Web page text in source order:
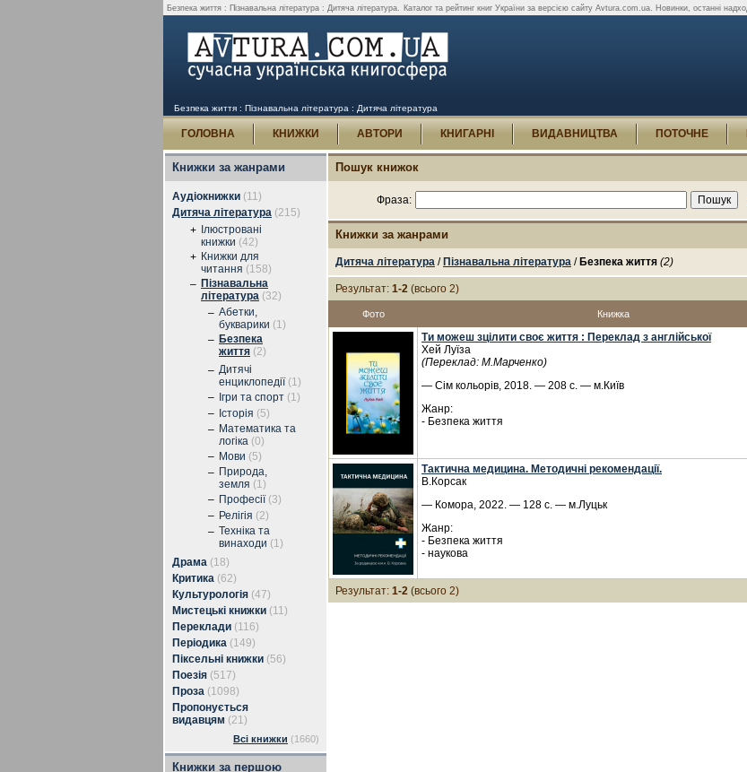
Безпека життя : Пізнавальна література : Дитяча література. Каталог та рейтинг книг України за версією сайту Avtura.com.ua. Новинки, останні
Безпека життя : Пізнавальна література : Дитяча література
ГОЛОВНА КНИЖКИ АВТОРИ КНИГАРНІ ВИДАВНИЦТВА ПОТОЧНЕ
Книжки за жанрами
Аудіокнижки (11)
Дитяча література (215)
+ Ілюстровані
книжки (42)
+ Книжки для
читання (158)
– Пізнавальна
література (32)
– Абетки,
букварики (1)
– Безпека
життя (2)
– Дитячі
енциклопедії (1)
– Ігри та спорт (1)
– Історія (5)
– Математика та
логіка (0)
– Мови (5)
– Природа,
земля (1)
– Професії (3)
– Релігія (2)
– Техніка та
винаходи (1)
Драма (18)
Критика (62)
Культурологія (47)
Мистецькі книжки (11)
Переклади (116)
Періодика (149)
Піксельні книжки (56)
Поезія (517)
Проза (1098)
Пропонується
видавцям (21)
Всі книжки (1660)
Книжки за першою
Пошук книжок
Фраза:
Книжки за жанрами
Дитяча література / Пізнавальна література / Безпека життя (2)
Результат: 1-2 (всього 2)
Фото Книжка
Ти можеш зцілити своє життя : Переклад з англійської
Хей Луїза
(Переклад: М.Марченко)
— Сім кольорів, 2018. — 208 с. — м.Київ
Жанр:
- Безпека життя
Тактична медицина. Методичні рекомендації.
В.Корсак
— Комора, 2022. — 128 с. — м.Луцьк
Жанр:
- Безпека життя
- наукова
Результат: 1-2 (всього 2)